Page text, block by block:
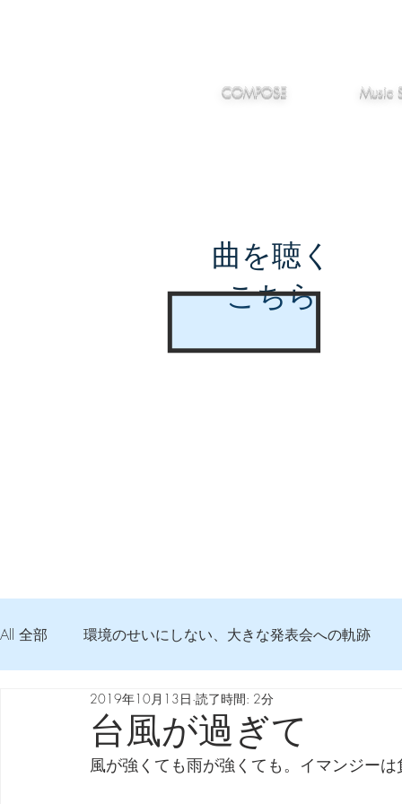
COMPOSE Music
曲を聴く
こちら
All 全部 環境のせいにしない、大きな発表会への軌跡
弦交換の記録 DTM 始める 知っておきたいコト
Imanjy Studio 使われているモノ 食べんじーの美味
台風が過ぎて
2019年10月13日 読了時間: 2分
風が強くても雨が強くても。イマンジー